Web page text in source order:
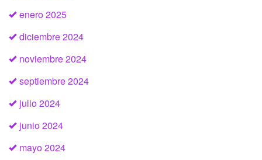
enero 2025
diciembre 2024
noviembre 2024
septiembre 2024
julio 2024
junio 2024
mayo 2024